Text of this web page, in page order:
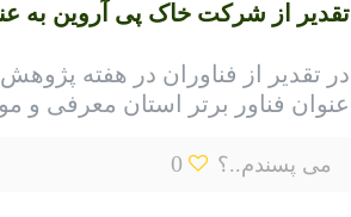
تقدیر از شرکت خاک پی آروین به
عنوان فناور برتر استان معرفی و
می پسندم..؟ 0